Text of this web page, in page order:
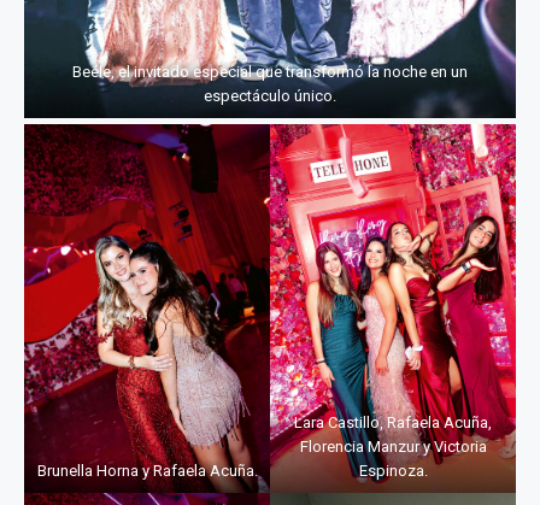
Beéle, el invitado especial que transformó la noche en un
espectáculo único.
Brunella Horna y Rafaela Acuña.
Lara Castillo, Rafaela Acuña,
Florencia Manzur y Victoria
Espinoza.